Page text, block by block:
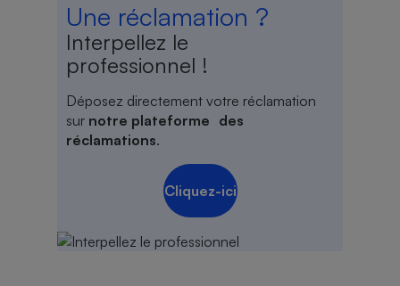
Une réclamation ?
Interpellez le
professionnel !
Déposez directement votre réclamation
sur notre plateforme des
réclamations.
Cliquez-ici